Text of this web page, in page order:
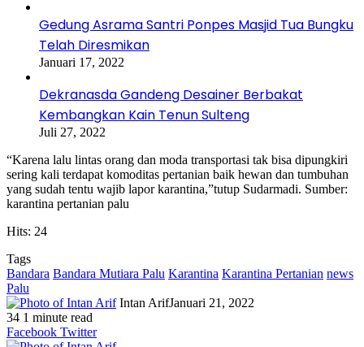
Gedung Asrama Santri Ponpes Masjid Tua Bungku
Telah Diresmikan
Januari 17, 2022
Dekranasda Gandeng Desainer Berbakat
Kembangkan Kain Tenun Sulteng
Juli 27, 2022
“Karena lalu lintas orang dan moda transportasi tak bisa dipungkiri
sering kali terdapat komoditas pertanian baik hewan dan tumbuhan
yang sudah tentu wajib lapor karantina,”tutup Sudarmadi. Sumber:
karantina pertanian palu
Hits: 24
Tags
Bandara Bandara Mutiara Palu Karantina Karantina Pertanian news
Palu
Intan ArifJanuari 21, 2022
34 1 minute read
Facebook
Twitter
LinkedIn
WhatsApp
Share
Print
Facebook TwitterMessenger
Messenger
WhatsApp
Telegram
Share
Print